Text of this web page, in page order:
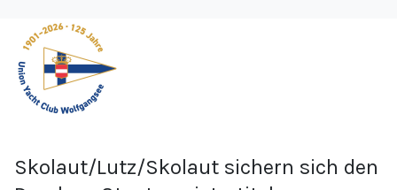
Skolaut/Lutz/Skolaut sichern sich den